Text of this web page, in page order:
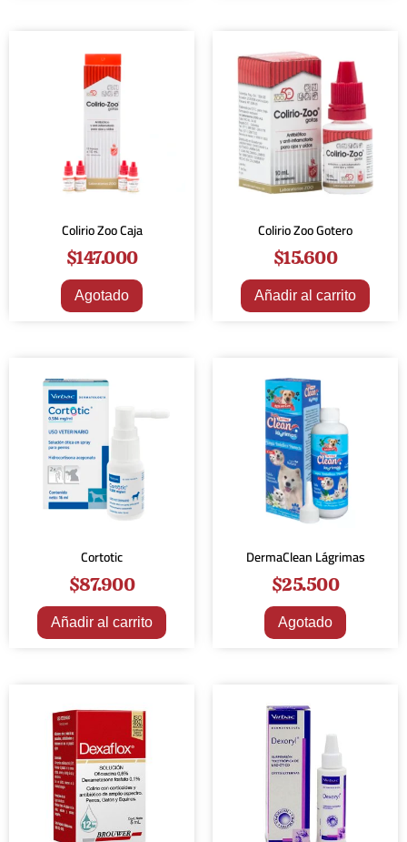
Colirio Zoo Caja
$147.000
Agotado
Colirio Zoo Gotero
$15.600
Añadir al carrito
Cortotic
$87.900
Añadir al carrito
DermaClean Lágrimas
$25.500
Agotado